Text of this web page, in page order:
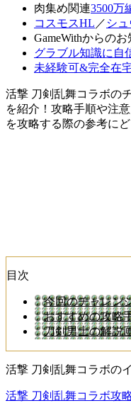
肉集め関連3500万
コスモスHL ／ シ
GameWithからの
グラブル知識に自
未経験可&完全在
活撃 刀剣乱舞コラボの
を紹介！攻略手順や注
を攻略する際の参考にど
目次
今回のチャレン
おすすめの攻略
刀剣男士の解説
活撃 刀剣乱舞コラボの
活撃 刀剣乱舞コラボ攻